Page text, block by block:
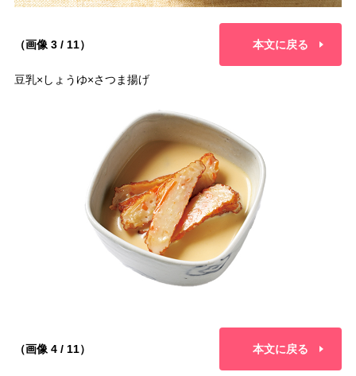
（画像 3 / 11） 本文に戻る
豆乳×しょうゆ×さつま揚げ
（画像 4 / 11） 本文に戻る